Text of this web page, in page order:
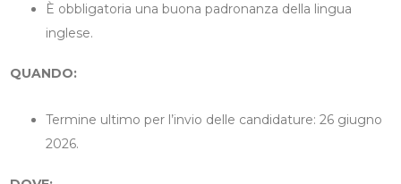
È obbligatoria una buona padronanza della lingua
inglese.
QUANDO:
Termine ultimo per l’invio delle candidature: 26 giugno
2026.